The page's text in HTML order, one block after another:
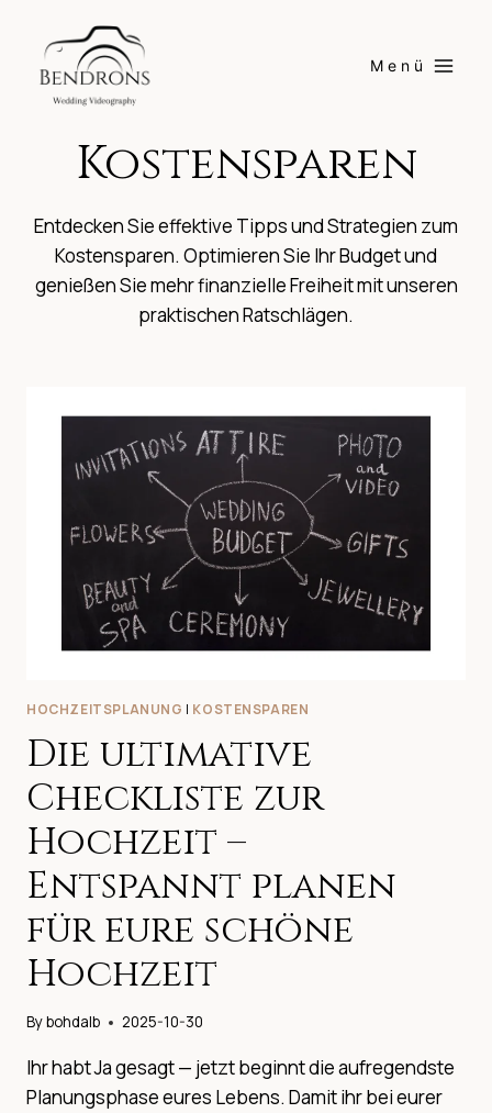
content
Menü
Kostensparen
Entdecken Sie effektive Tipps und Strategien zum
Kostensparen. Optimieren Sie Ihr Budget und
genießen Sie mehr finanzielle Freiheit mit unseren
praktischen Ratschlägen.
HOCHZEITSPLANUNG | KOSTENSPAREN
Die ultimative
Checkliste zur
Hochzeit –
Entspannt planen
für eure schöne
Hochzeit
Bybohdalb 2025-10-30
Ihr habt Ja gesagt — jetzt beginnt die aufregendste
Planungsphase eures Lebens. Damit ihr bei eurer